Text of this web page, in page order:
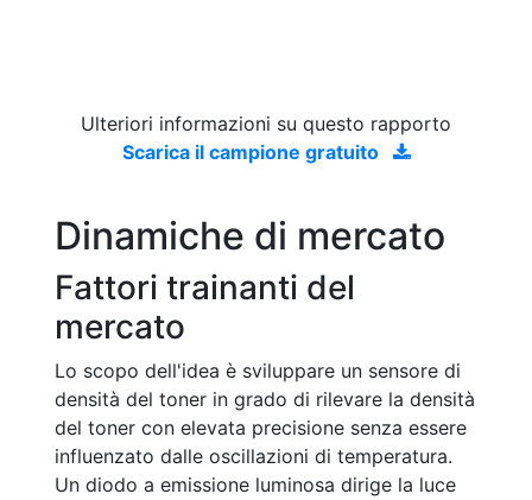
Ulteriori informazioni su questo rapporto
Scarica il campione gratuito
Dinamiche di mercato
Fattori trainanti del
mercato
Lo scopo dell'idea è sviluppare un sensore di
densità del toner in grado di rilevare la densità
del toner con elevata precisione senza essere
influenzato dalle oscillazioni di temperatura.
Un diodo a emissione luminosa dirige la luce